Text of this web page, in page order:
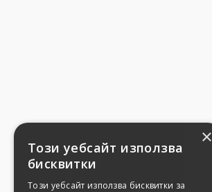
×
Този уебсайт използва
бисквитки
Този уебсайт използва бисквитки за